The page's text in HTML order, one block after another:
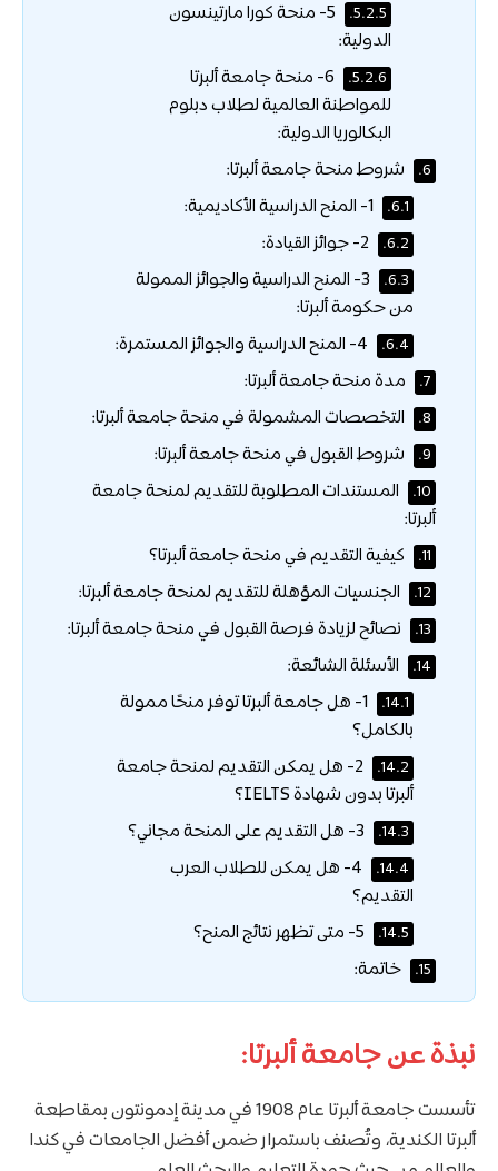
5.2.5.
5- منحة كورا مارتينسون
الدولية:
5.2.6.
6- منحة جامعة ألبرتا
للمواطنة العالمية لطلاب دبلوم
البكالوريا الدولية:
6. شروط منحة جامعة ألبرتا:
6.1.
6.2.
6.3.
3- المنح الدراسية والجوائز الممولة
من حكومة ألبرتا:
6.4.
7. مدة منحة جامعة ألبرتا:
8. التخصصات المشمولة في منحة جامعة ألبرتا:
9. شروط القبول في منحة جامعة ألبرتا:
10.
المستندات المطلوبة للتقديم لمنحة جامعة
ألبرتا:
11. كيفية التقديم في منحة جامعة ألبرتا؟
12. الجنسيات المؤهلة للتقديم لمنحة جامعة ألبرتا:
13. نصائح لزيادة فرصة القبول في منحة جامعة ألبرتا:
14. الأسئلة الشائعة:
14.1.
1- هل جامعة ألبرتا توفر منحًا ممولة
بالكامل؟
14.2.
2- هل يمكن التقديم لمنحة جامعة
ألبرتا بدون شهادة IELTS؟
14.3.
14.4.
4- هل يمكن للطلاب العرب
التقديم؟
14.5.
15. خاتمة:
نبذة عن جامعة ألبرتا:
تأسست جامعة ألبرتا عام 1908 في مدينة إدمونتون بمقاطعة
ألبرتا الكندية، وتُصنف باستمرار ضمن أفضل الجامعات في كندا